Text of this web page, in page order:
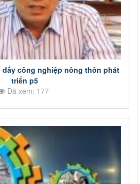
công nghiệp nông thôn phát
triển p5
Đã xem: 177